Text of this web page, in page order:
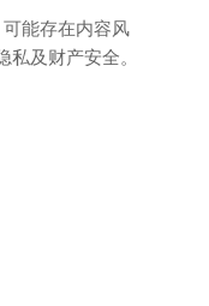
能存在内容风
及财产安全。